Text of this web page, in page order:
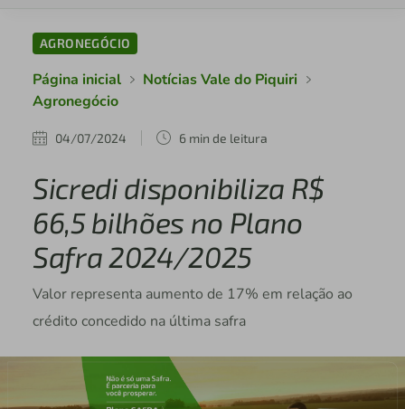
AGRONEGÓCIO
Página inicial
Notícias Vale do Piquiri
Agronegócio
04/07/2024 6 min de leitura
Sicredi disponibiliza R$
66,5 bilhões no Plano
Safra 2024/2025
Valor representa aumento de 17% em relação ao
crédito concedido na última safra